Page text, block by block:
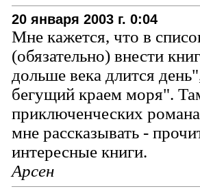
20 января 2003 г. 0:04
Мне кажется, что в
(обязательно) внести
дольше века длится
бегущий краем моря".
приключенческих
мне рассказывать -
интересные книги.
Арсен